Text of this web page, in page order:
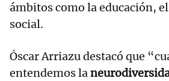
ámbitos como la educación,
social.
Óscar Arriazu destacó que
entendemos la